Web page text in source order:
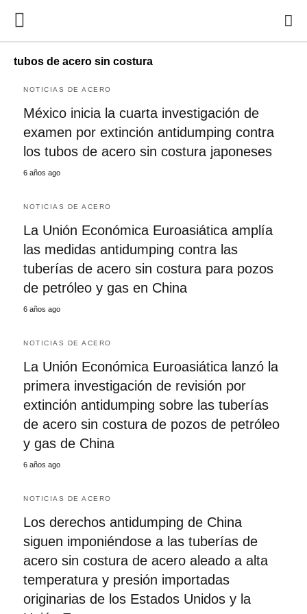
tubos de acero sin costura
NOTICIAS DE ACERO
México inicia la cuarta investigación de
examen por extinción antidumping contra
los tubos de acero sin costura japoneses
6 años ago
NOTICIAS DE ACERO
La Unión Económica Euroasiática amplía
las medidas antidumping contra las
tuberías de acero sin costura para pozos
de petróleo y gas en China
6 años ago
NOTICIAS DE ACERO
La Unión Económica Euroasiática lanzó la
primera investigación de revisión por
extinción antidumping sobre las tuberías
de acero sin costura de pozos de petróleo
y gas de China
6 años ago
NOTICIAS DE ACERO
Los derechos antidumping de China
siguen imponiéndose a las tuberías de
acero sin costura de acero aleado a alta
temperatura y presión importadas
originarias de los Estados Unidos y la